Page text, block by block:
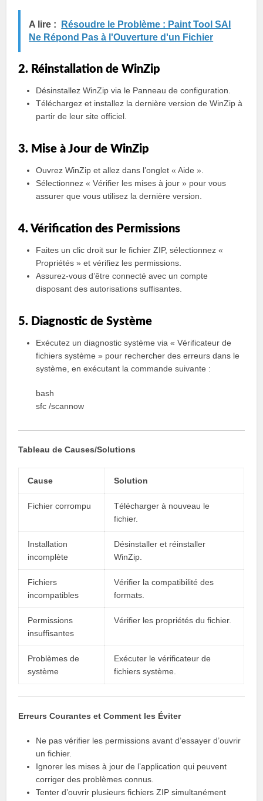
A lire :
Résoudre le Problème : Paint Tool SAI
Ne Répond Pas à l'Ouverture d'un Fichier
2. Réinstallation de WinZip
Désinstallez WinZip via le Panneau de configuration.
Téléchargez et installez la dernière version de WinZip à
partir de leur site officiel.
3. Mise à Jour de WinZip
Ouvrez WinZip et allez dans l’onglet « Aide ».
Sélectionnez « Vérifier les mises à jour » pour vous
assurer que vous utilisez la dernière version.
4. Vérification des Permissions
Faites un clic droit sur le fichier ZIP, sélectionnez «
Propriétés » et vérifiez les permissions.
Assurez-vous d’être connecté avec un compte
disposant des autorisations suffisantes.
5. Diagnostic de Système
Exécutez un diagnostic système via « Vérificateur de
fichiers système » pour rechercher des erreurs dans le
système, en exécutant la commande suivante :
bash
sfc /scannow
Tableau de Causes/Solutions
Cause Solution
Fichier corrompu
Télécharger à nouveau le
fichier.
Installation
incomplète
Désinstaller et réinstaller
WinZip.
Fichiers
incompatibles
Vérifier la compatibilité des
formats.
Permissions
insuffisantes
Vérifier les propriétés du fichier.
Problèmes de
système
Exécuter le vérificateur de
fichiers système.
Erreurs Courantes et Comment les Éviter
Ne pas vérifier les permissions avant d’essayer d’ouvrir
un fichier.
Ignorer les mises à jour de l’application qui peuvent
corriger des problèmes connus.
Tenter d’ouvrir plusieurs fichiers ZIP simultanément